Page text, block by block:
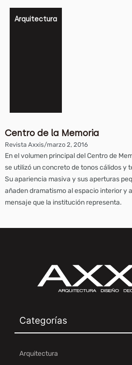
Arquitectura
Centro de la Memoria
Revista Axxis/marzo 2, 2016
En el volumen principal del Centro de
se utilizó un concreto de tonos cálidos y
Su apariencia masiva y sus aperturas
añaden dramatismo al espacio interior y
mensaje que la institución representa.
Categorías
Arquitectura